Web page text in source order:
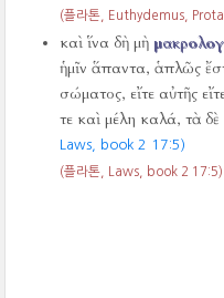
(플라톤, Euthydemus,
καὶ ἵνα δὴ μὴ
ἡμῖν ἅπαντα, ἁπλῶς
σώματος, εἴτε αὐτῆς
τε καὶ μέλη καλά, τὰ
Laws, book 2 17:5)
(플라톤, Laws, book 2 17:5)